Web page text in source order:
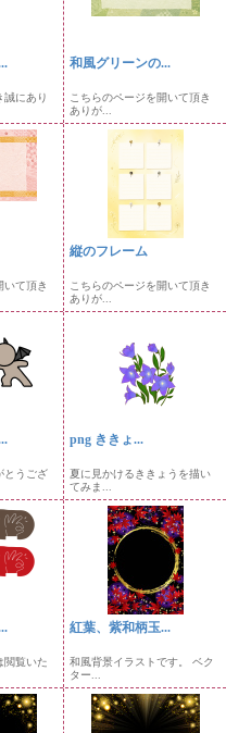
誠にあり
和風グリーンの...
こちらのページを開いて頂き
ありが...
いて頂き
縦のフレーム
こちらのページを開いて頂き
ありが...
とうござ
png ききょ...
夏に見かけるききょうを描い
てみま...
閲覧いた
紅葉、紫和柄玉...
和風背景イラストです。 ベク
ター...